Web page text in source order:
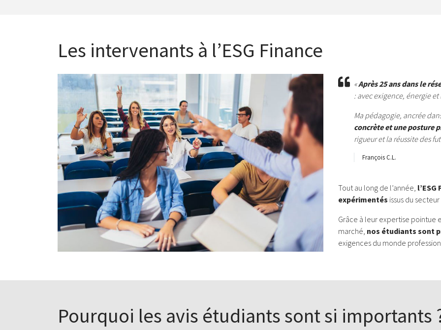
Les intervenants à l’ESG Finance
«Après 25 ans dans le
: avec exigence, énergie
Ma pédagogie, ancrée
concrète et une posture
rigueur et la réussite des
François C.L.
Tout au long de l’année,
expérimentés issus du
Grâce à leur expertise pointue
marché, nos étudiants sont
exigences du monde
Pourquoi les avis étudiants sont si importants